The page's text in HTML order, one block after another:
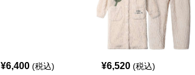
¥6,400 (税込) ¥6,520 (税込)